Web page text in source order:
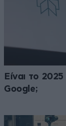
Είναι το
Google;